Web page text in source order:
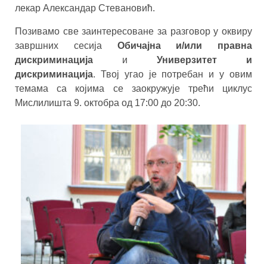
лекар Александар Стевановић.
Позивамо све заинтересоване за разговор у оквиру
завршних сесија Обичајна и/или правна
дискриминација и Универзитет и
дискриминација. Твој угао је потребан и у овим
темама са којима се заокружује трећи циклус
Мислилишта 9. октобра од 17:00 до 20:30.